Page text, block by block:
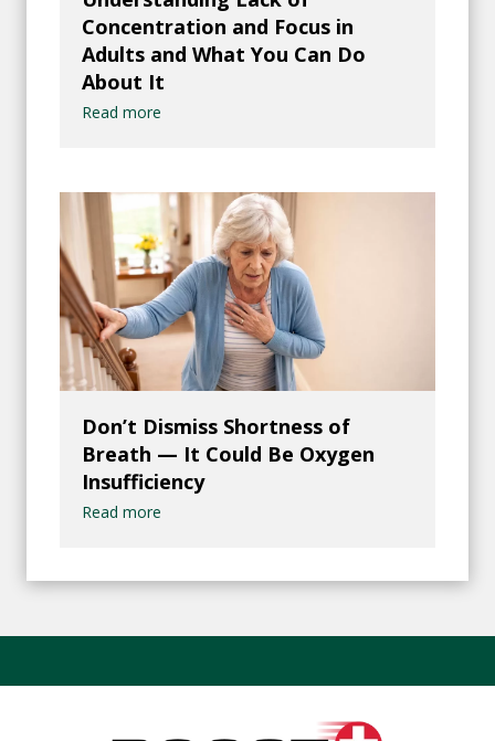
Concentration and Focus in
Adults and What You Can Do
About It
Read more
Don’t Dismiss Shortness of
Breath — It Could Be Oxygen
Insufficiency
Read more